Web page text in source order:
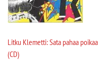
Litku Klemetti: Sata pahaa poikaa
(CD)